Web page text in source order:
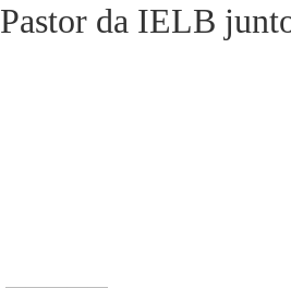
da IELB